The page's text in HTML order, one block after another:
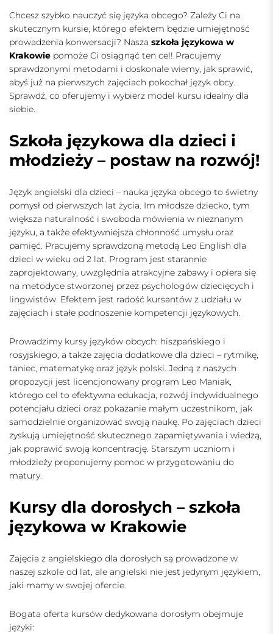
Chcesz szybko nauczyć się języka obcego? Zależy Ci na
skutecznym kursie, którego efektem będzie umiejętność
prowadzenia konwersacji? Nasza szkoła językowa w
Krakowie pomoże Ci osiągnąć ten cel! Pracujemy
sprawdzonymi metodami i doskonale wiemy, jak sprawić,
abyś już na pierwszych zajęciach pokochał język obcy.
Sprawdź, co oferujemy i wybierz model kursu idealny dla
siebie.
Szkoła językowa dla dzieci i
młodzieży – postaw na rozwój!
Język angielski dla dzieci – nauka języka obcego to świetny
pomysł od pierwszych lat życia. Im młodsze dziecko, tym
większa naturalność i swoboda mówienia w nieznanym
języku, a także efektywniejsza chłonność umysłu oraz
pamięć. Pracujemy sprawdzoną metodą Leo English dla
dzieci w wieku od 2 lat. Program jest starannie
zaprojektowany, uwzględnia atrakcyjne zabawy i opiera się
na metodyce stworzonej przez psychologów dziecięcych i
lingwistów. Efektem jest radość kursantów z udziału w
zajęciach i stałe podnoszenie kompetencji językowych.
Prowadzimy kursy języków obcych: hiszpańskiego i
rosyjskiego, a także zajęcia dodatkowe dla dzieci – rytmikę,
taniec, matematykę oraz język polski. Jedną z naszych
propozycji jest licencjonowany program Leo Maniak,
którego cel to efektywna edukacja, rozwój indywidualnego
potencjału dzieci oraz pokazanie małym uczestnikom, jak
samodzielnie organizować swoją naukę. Po zajęciach dzieci
zyskują umiejętność skutecznego zapamiętywania i wiedzą,
jak poprawić swoją koncentrację. Starszym uczniom i
młodzieży proponujemy pomoc w przygotowaniu do
matury.
Kursy dla dorosłych – szkoła
językowa w Krakowie
Zajęcia z angielskiego dla dorosłych są prowadzone w
naszej szkole od lat, ale angielski nie jest jedynym językiem,
jaki mamy w swojej ofercie.
Bogata oferta kursów dedykowana dorosłym obejmuje
języki: